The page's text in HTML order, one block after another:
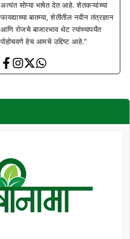
अत्यंत सोप्या भाषेत देत आहे. शेतकऱ्यांच्या
फायद्याच्या बातम्या, शेतीतील नवीन तंत्रज्ञान
आणि रोजचे बाजारभाव थेट त्यांच्यापर्यंत
पोहोचवणे हेच आमचे उद्दिष्ट आहे."